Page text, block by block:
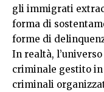
gli immigrati
forma di
forme di
In realtà,
criminale gestito
criminali